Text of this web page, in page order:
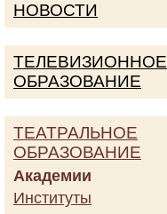
НОВОСТИ
ТЕЛЕВИЗИОННОЕ
ОБРАЗОВАНИЕ
ТЕАТРАЛЬНОЕ
ОБРАЗОВАНИЕ
Академии
Институты